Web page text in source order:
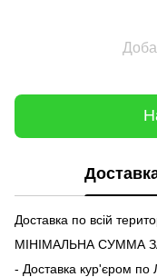
Доставка по всій
МІНІМАЛЬНА СУММА
- Доставка кур'єром по